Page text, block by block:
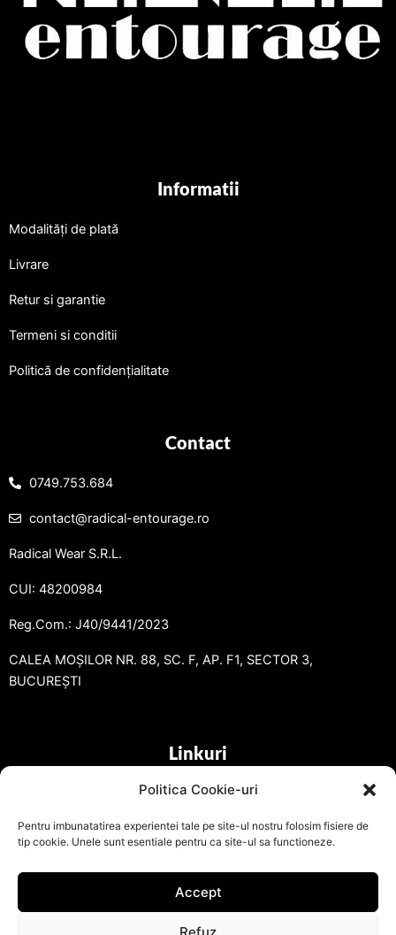
Politica Cookie-uri
Pentru imbunatatirea experientei tale pe site-ul nostru folosim fisiere de
tip cookie. Unele sunt esentiale pentru ca site-ul sa functioneze.
Accept
Refuz
Informatii
Modalități de plată
Livrare
Retur si garantie
Termeni si conditii
Politică de confidențialitate
Contact
0749.753.684
contact@radical-entourage.ro
Radical Wear S.R.L.
CUI: 48200984
Reg.Com.: J40/9441/2023
CALEA MOȘILOR NR. 88, SC. F, AP. F1, SECTOR 3,
BUCUREȘTI
Linkuri